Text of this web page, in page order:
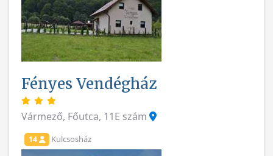
Fényes Vendégház
Vármező, Főutca, 11E szám
14 Kulcsosház